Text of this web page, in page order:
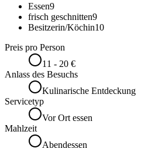
Essen9
frisch geschnitten9
Besitzerin/Köchin10
Preis pro Person
11 - 20 €
Anlass des Besuchs
Kulinarische Entdeckung
Servicetyp
Vor Ort essen
Mahlzeit
Abendessen